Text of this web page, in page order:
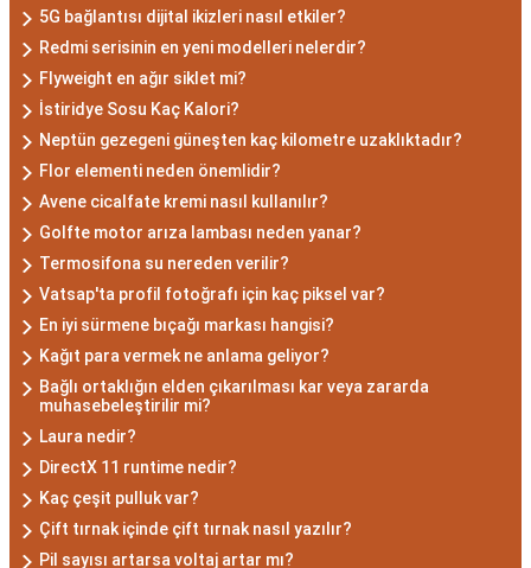
kararlılıkla çalışan bireylerdir. Aynı zamanda,
zekalarını ve keskin gözlem yeteneklerini
kullanarak çözüm odaklıdırlar.
Akrep Burcu Erkeği
Özellikleri: Güçlü ve
Karizmatik
Akrep burcu erkeği, genellikle güçlü bir karaktere
ve derin bir içsel güce sahiptir. Karizmatik ve
etkileyici kişilikleriyle dikkat çekerler. Akrep burcu
erkekleri, duygusal derinlikleri ve tutkulu
yaklaşımlarıyla ilişkilerde derin bağlar kurabilirler.
Ancak, bazen kıskançlık eğilimleri de
gösterebilirler.
Akrep Burcu Kadını
Özellikleri: Çekici ve Zeki
5G bağlantısı dijital ikizleri nasıl etkiler?
Redmi serisinin en yeni modelleri nelerdir?
Flyweight en ağır siklet mi?
İstiridye Sosu Kaç Kalori?
Neptün gezegeni güneşten kaç kilometre uzaklıktadır?
Flor elementi neden önemlidir?
Avene cicalfate kremi nasıl kullanılır?
Golfte motor arıza lambası neden yanar?
Termosifona su nereden verilir?
Vatsap'ta profil fotoğrafı için kaç piksel var?
En iyi sürmene bıçağı markası hangisi?
Kağıt para vermek ne anlama geliyor?
Bağlı ortaklığın elden çıkarılması kar veya zararda
muhasebeleştirilir mi?
Laura nedir?
DirectX 11 runtime nedir?
Kaç çeşit pulluk var?
Çift tırnak içinde çift tırnak nasıl yazılır?
Pil sayısı artarsa voltaj artar mı?